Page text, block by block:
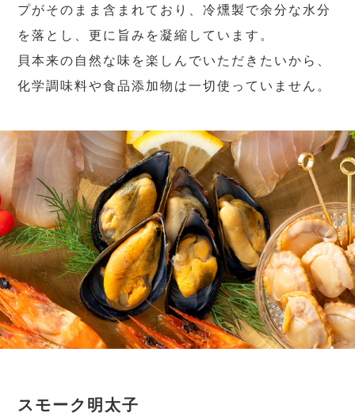
プがそのまま含まれており、冷燻製で余分な水分
を落とし、更に旨みを凝縮しています。
貝本来の自然な味を楽しんでいただきたいから、
化学調味料や食品添加物は一切使っていません。
スモーク明太子